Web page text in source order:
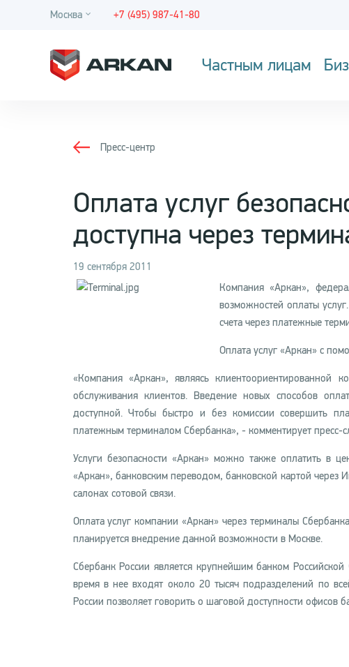
Москва +7 (495) 987-41-80
Частным лицам
Пресс-центр
Оплата услуг
доступна через
19 сентября 2011
Компания «Аркан»,
возможностей оплаты
счета через платежные
Оплата услуг «Аркан» с
«Компания «Аркан», являясь клиентоориентированной
обслуживания клиентов. Введение новых способов
доступной. Чтобы быстро и без комиссии совершить
платежным терминалом Сбербанка», - комментирует пресс-
Услуги безопасности «Аркан» можно также оплатить в
«Аркан», банковским переводом, банковской картой
салонах сотовой связи.
Оплата услуг компании «Аркан» через терминалы
планируется внедрение данной возможности в Москве.
Сбербанк России является крупнейшим банком
время в нее входят около 20 тысяч подразделений по
России позволяет говорить о шаговой доступности офисов